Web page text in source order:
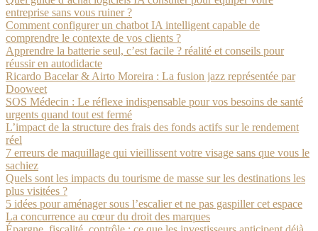
entreprise sans vous ruiner ?
Comment configurer un chatbot IA intelligent capable de
comprendre le contexte de vos clients ?
Apprendre la batterie seul, c’est facile ? réalité et conseils pour
réussir en autodidacte
Ricardo Bacelar & Airto Moreira : La fusion jazz représentée par
Dooweet
SOS Médecin : Le réflexe indispensable pour vos besoins de santé
urgents quand tout est fermé
L’impact de la structure des frais des fonds actifs sur le rendement
réel
7 erreurs de maquillage qui vieillissent votre visage sans que vous le
sachiez
Quels sont les impacts du tourisme de masse sur les destinations les
plus visitées ?
5 idées pour aménager sous l’escalier et ne pas gaspiller cet espace
La concurrence au cœur du droit des marques